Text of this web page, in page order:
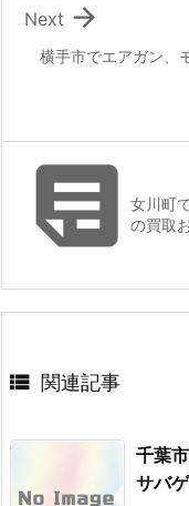
横手市でエアガン、

Next
女川町
の買取
 関連記事
千葉
サバ